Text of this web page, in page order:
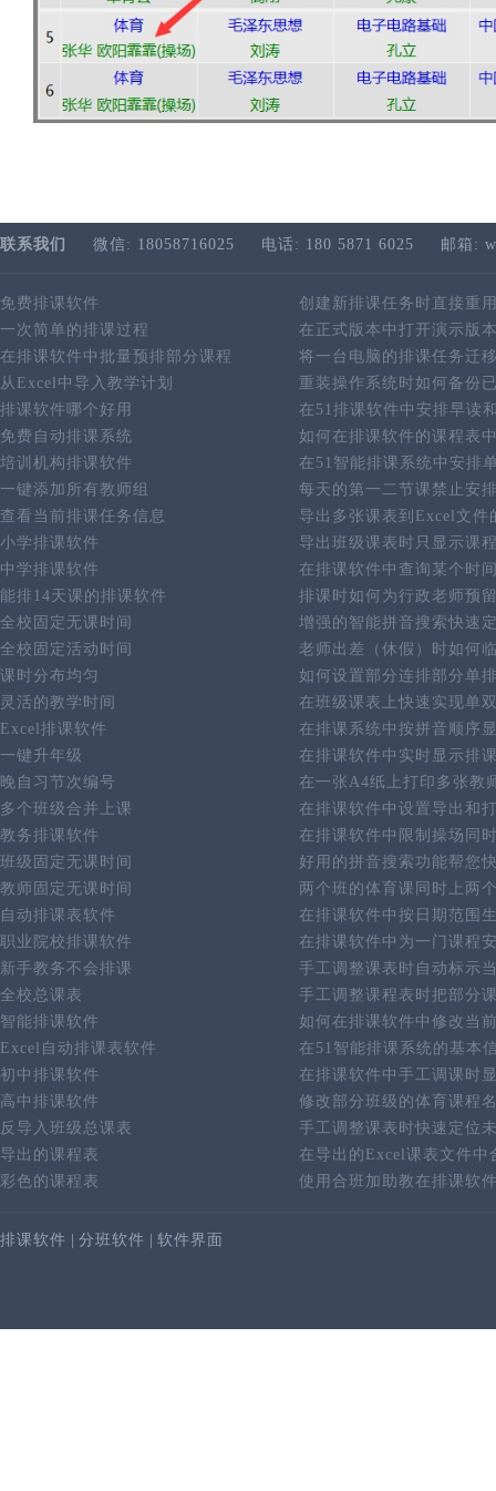
联系我们 微信: 18058716025 电话: 180 5871 6025 邮箱:
免费排课软件
创建新排课任务时直接重
一次简单的排课过程
在正式版本中打开演示版
在排课软件中批量预排部分课程
将一台电脑的排课任务迁
从Excel中导入教学计划
重装操作系统时如何备份
排课软件哪个好用
在51排课软件中安排早读
免费自动排课系统
如何在排课软件的课程表
培训机构排课软件
在51智能排课系统中安排
一键添加所有教师组
每天的第一二节课禁止安
查看当前排课任务信息
导出多张课表到Excel文件
小学排课软件
导出班级课表时只显示课
中学排课软件
在排课软件中查询某个时
能排14天课的排课软件
排课时如何为行政老师预
全校固定无课时间
增强的智能拼音搜索快速
全校固定活动时间
老师出差（休假）时如何
课时分布均匀
如何设置部分连排部分单
灵活的教学时间
在班级课表上快速实现单
Excel排课软件
在排课系统中按拼音顺序
一键升年级
在排课软件中实时显示排
晚自习节次编号
在一张A4纸上打印多张教
多个班级合并上课
在排课软件中设置导出和
教务排课软件
在排课软件中限制操场同
班级固定无课时间
好用的拼音搜索功能帮您
教师固定无课时间
两个班的体育课同时上两
自动排课表软件
在排课软件中按日期范围
职业院校排课软件
在排课软件中为一门课程
新手教务不会排课
手工调整课表时自动标示
全校总课表
手工调整课程表时把部分
智能排课软件
如何在排课软件中修改当
Excel自动排课表软件
在51智能排课系统的基本
初中排课软件
在排课软件中手工调课时
高中排课软件
修改部分班级的体育课程
反导入班级总课表
手工调整课表时快速定位
导出的课程表
在导出的Excel课表文件中
彩色的课程表
使用合班加助教在排课软
排课软件 分班软件 软件界面